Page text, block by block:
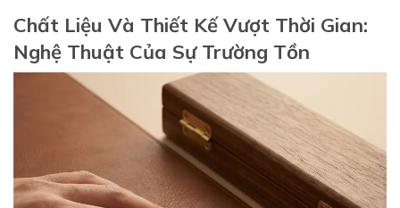
Chất Liệu Và Thiết Kế Vượt Thời Gian:
Nghệ Thuật Của Sự Trường Tồn